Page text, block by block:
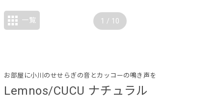
Lemnos/CUCU ナチュラル
お部屋に小川のせせらぎの音とカッコーの鳴き声を
1 / 10
一覧